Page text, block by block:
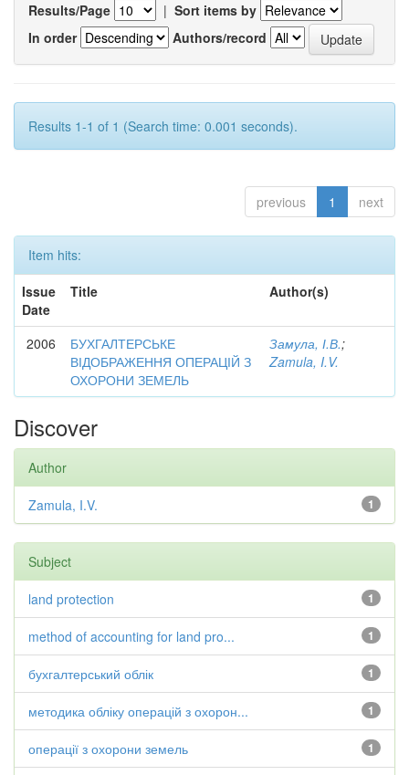
Results/Page | Sort items by
In order
Authors/record
Results 1-1 of 1 (Search time: 0.001 seconds).
previous 1 next
Item hits:
Issue
Date
Title Author(s)
2006
БУХГАЛТЕРСЬКЕ
ВІДОБРАЖЕННЯ ОПЕРАЦІЙ З
ОХОРОНИ ЗЕМЕЛЬ
Замула, І.В.;
Zamula, I.V.
Discover
Author
1
Zamula, I.V.
Subject
1
land protection
1
method of accounting for land pro...
1
бухгалтерський облік
1
методика обліку операцій з охорон...
1
операції з охорони земель